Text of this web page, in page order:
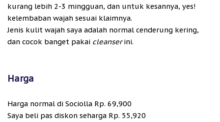
kurang lebih 2-3 mingguan, dan untuk kesannya, yes!
kelembaban wajah sesuai klaimnya.
Jenis kulit wajah saya adalah normal cenderung kering,
dan cocok banget pakai cleanserini.
Harga
Harga normal di Sociolla Rp. 69,900
Saya beli pas diskon seharga Rp. 55,920